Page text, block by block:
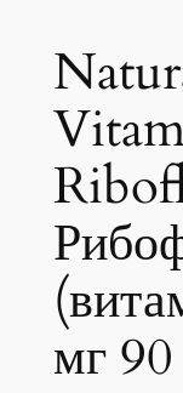
мг 90